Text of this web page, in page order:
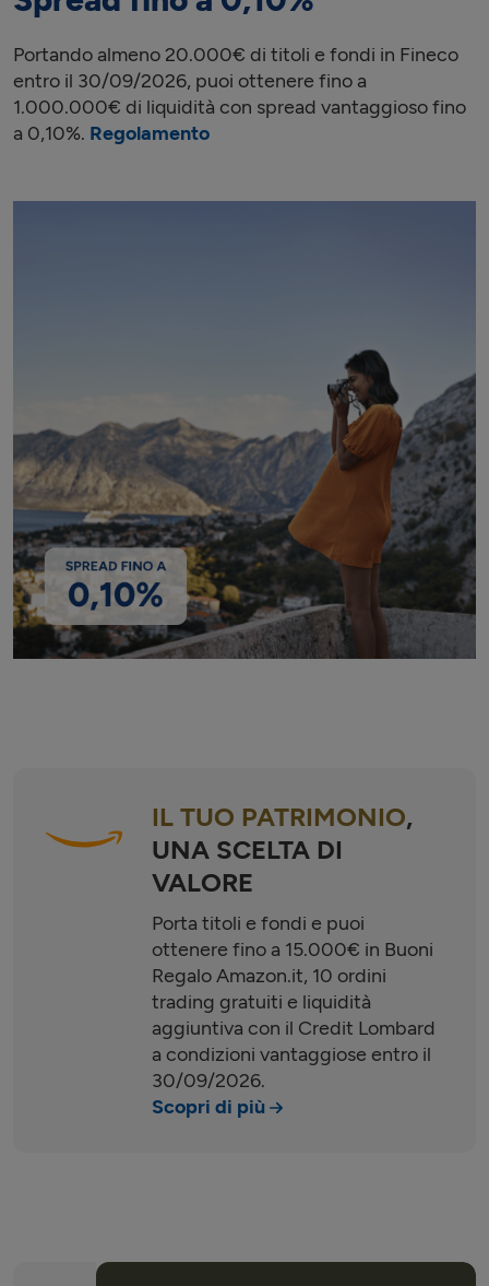
Portando almeno 20.000€ di titoli e fondi in Fineco
entro il 30/09/2026, puoi ottenere fino a
1.000.000€ di liquidità con spread vantaggioso fino
a 0,10%. Regolamento
IL TUO PATRIMONIO,
UNA SCELTA DI
VALORE
Porta titoli e fondi e puoi
ottenere fino a 15.000€ in Buoni
Regalo Amazon.it, 10 ordini
trading gratuiti e liquidità
aggiuntiva con il Credit Lombard
a condizioni vantaggiose entro il
30/09/2026.
Scopri di più